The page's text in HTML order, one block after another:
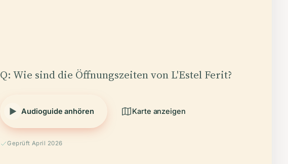
Q: Wie sind die Öffnungszeiten von L'Estel Ferit?
Audioguide anhören Karte anzeigen
Geprüft April 2026